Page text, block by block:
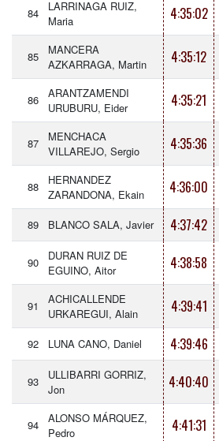
84
LARRINAGA RUIZ,
Maria
4:35:02
85
MANCERA
AZKARRAGA, Martin
4:35:12
86
ARANTZAMENDI
URUBURU, Eider
4:35:21
87
MENCHACA
VILLAREJO, Sergio
4:35:36
88
HERNANDEZ
ZARANDONA, Ekain
4:36:00
89 BLANCO SALA, Javier 4:37:42
90
DURAN RUIZ DE
EGUINO, Aitor
4:38:58
91
ACHICALLENDE
URKAREGUI, Alain
4:39:41
92 LUNA CANO, Daniel 4:39:46
93
ULLIBARRI GORRIZ,
Jon
4:40:40
94
ALONSO MÁRQUEZ,
Pedro
4:41:31